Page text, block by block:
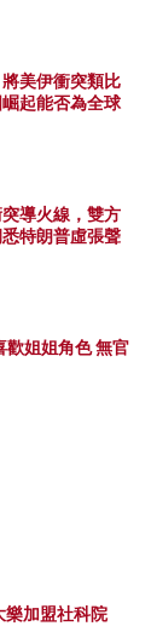
美伊衝突類比
起能否為全球
導火線，雙方
特朗普虛張聲
歡姐姐角色 無官
樂加盟社科院